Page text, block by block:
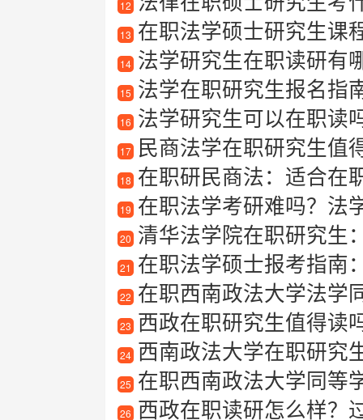
12
13 在职法学硕士研究生课
14 法学研究生在职读研有哪些优
15 法学在职研究生报名指
16 法学研究生可以在职读
17 民商法学在职研究生值
18 在职研民商法：适合在
19 在职法学考研难吗？法
20 清华法学院在职研究生
21 在职法学硕士报考指南：
22 在职西南政法大学法学
23 西政在职研究生值得读
24 西南政法大学在职研究生有
25 在职西南政法大学同等
26 西政在职读研怎么样？